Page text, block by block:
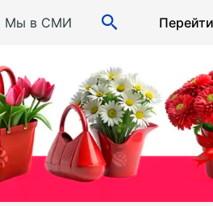
Мы в СМИ Поиск